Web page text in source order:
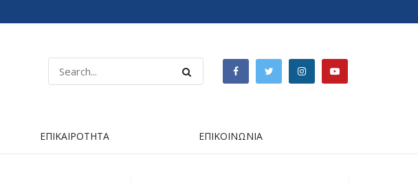
ΕΠΙΚΑΙΡΟΤΗΤΑ ΕΠΙΚΟΙΝΩΝΙΑ